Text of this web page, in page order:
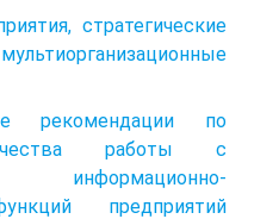
стратегические
рекомендации по
работы с
информационно-
предприятий